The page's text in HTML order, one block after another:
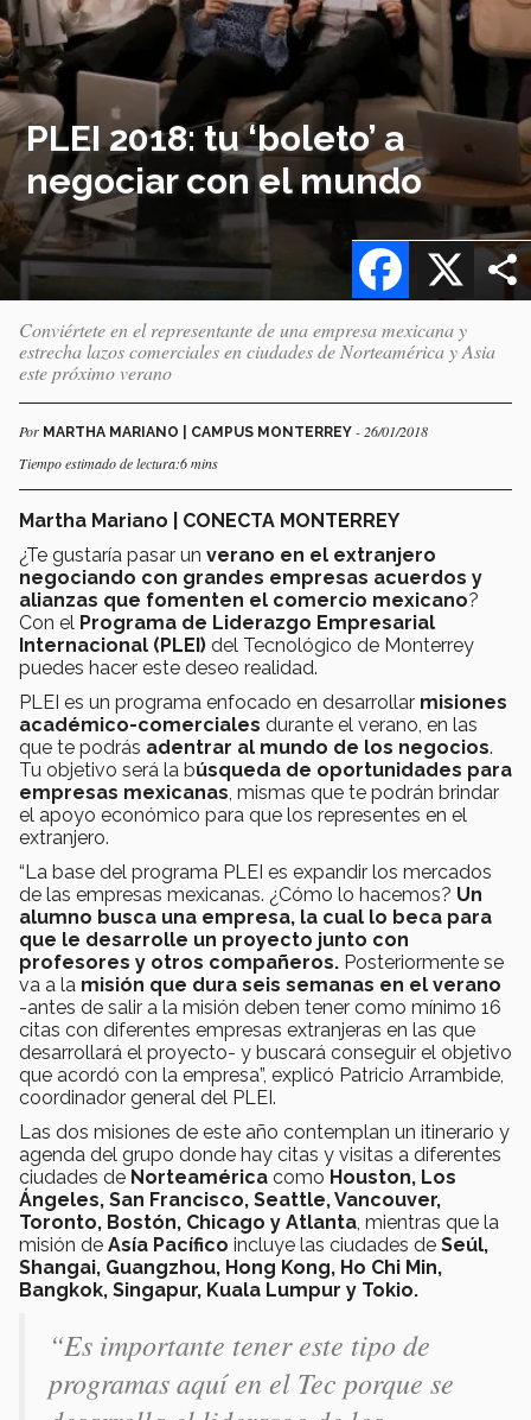
PLEI 2018: tu ‘boleto’ a
negociar con el mundo
X
Facebook
Conviértete en el representante de una empresa mexicana y
estrecha lazos comerciales en ciudades de Norteamérica y Asia
este próximo verano
Por MARTHA MARIANO | CAMPUS MONTERREY - 26/01/2018
Tiempo estimado de lectura:6 mins
Martha Mariano | CONECTA MONTERREY
¿Te gustaría pasar un verano en el extranjero
negociando con grandes empresas acuerdos y
alianzas que fomenten el comercio mexicano?
Con el Programa de Liderazgo Empresarial
Internacional (PLEI) del Tecnológico de Monterrey
puedes hacer este deseo realidad.
PLEI es un programa enfocado en desarrollar misiones
académico-comerciales durante el verano, en las
que te podrás adentrar al mundo de los negocios.
Tu objetivo será la búsqueda de oportunidades para
empresas mexicanas , mismas que te podrán brindar
el apoyo económico para que los representes en el
extranjero.
“La base del programa PLEI es expandir los mercados
de las empresas mexicanas. ¿Cómo lo hacemos? Un
alumno busca una empresa, la cual lo beca para
que le desarrolle un proyecto junto con
profesores y otros compañeros. Posteriormente se
va a la misión que dura seis semanas en el verano
-antes de salir a la misión deben tener como mínimo 16
citas con diferentes empresas extranjeras en las que
desarrollará el proyecto- y buscará conseguir el objetivo
que acordó con la empresa”, explicó Patricio Arrambide,
coordinador general del PLEI.
Las dos misiones de este año contemplan un itinerario y
agenda del grupo donde hay citas y visitas a diferentes
ciudades de Norteamérica como Houston, Los
Ángeles, San Francisco, Seattle, Vancouver,
Toronto, Bostón, Chicago y Atlanta , mientras que la
misión de Asía Pacífico incluye las ciudades de Seúl,
Shangai, Guangzhou, Hong Kong, Ho Chi Min,
Bangkok, Singapur, Kuala Lumpur y Tokio.
“Es importante tener este tipo de
programas aquí en el Tec porque se